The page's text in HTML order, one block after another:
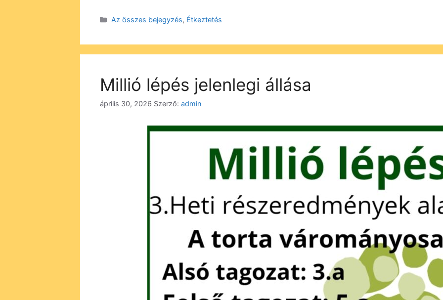
Kategória
Az összes bejegyzés, Étkeztetés
Millió lépés jelenlegi állása
április 30, 2026 Szerző: admin